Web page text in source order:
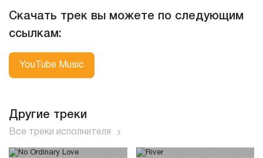
Скачать трек вы можете по следующим
ссылкам:
YouTube Music
Другие треки
Все треки исполнителя